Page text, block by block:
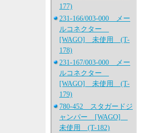
177)
231-166/003-000 メー
ルコネクター
[WAGO] 未使用 (T-
178)
231-167/003-000 メー
ルコネクター
[WAGO] 未使用 (T-
179)
780-452 スタガードジ
ャンパー [WAGO]
未使用 (T-182)